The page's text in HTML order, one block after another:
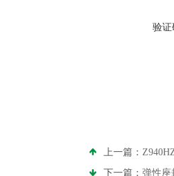
验证
上一篇：
下一篇： 弹性座